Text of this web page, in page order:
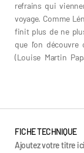
refrains qui
voyage. Comme
finit plus de ne
que l’on
(Louise Martin
FICHE TECHNIQUE
Ajoutez votre titre ici